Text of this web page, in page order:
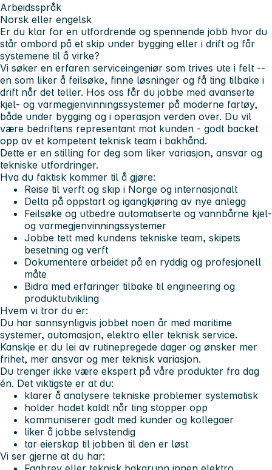
Arbeidsspråk
Norsk eller engelsk
Er du klar for en utfordrende og spennende jobb hvor du
står ombord på et skip under bygging eller i drift og får
systemene til å virke?
Vi søker en erfaren serviceingeniør som trives ute i felt --
en som liker å feilsøke, finne løsninger og få ting tilbake i
drift når det teller. Hos oss får du jobbe med avanserte
kjel- og varmegjenvinningssystemer på moderne fartøy,
både under bygging og i operasjon verden over. Du vil
være bedriftens representant mot kunden - godt backet
opp av et kompetent teknisk team i bakhånd.
Dette er en stilling for deg som liker variasjon, ansvar og
tekniske utfordringer.
Hva du faktisk kommer til å gjøre:
Reise til verft og skip i Norge og internasjonalt
Delta på oppstart og igangkjøring av nye anlegg
Feilsøke og utbedre automatiserte og vannbårne kjel-
og varmegjenvinningssystemer
Jobbe tett med kundens tekniske team, skipets
besetning og verft
Dokumentere arbeidet på en ryddig og profesjonell
måte
Bidra med erfaringer tilbake til engineering og
produktutvikling
Hvem vi tror du er:
Du har sannsynligvis jobbet noen år med maritime
systemer, automasjon, elektro eller teknisk service.
Kanskje er du lei av rutinepregede dager og ønsker mer
frihet, mer ansvar og mer teknisk variasjon.
Du trenger ikke være ekspert på våre produkter fra dag
én. Det viktigste er at du:
klarer å analysere tekniske problemer systematisk
holder hodet kaldt når ting stopper opp
kommuniserer godt med kunder og kollegaer
liker å jobbe selvstendig
tar eierskap til jobben til den er løst
Vi ser gjerne at du har: